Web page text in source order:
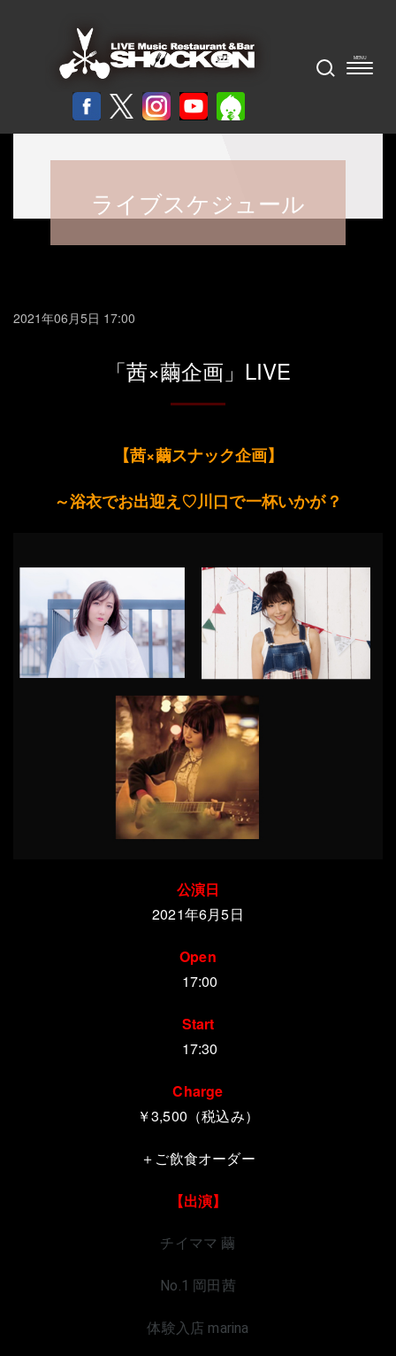
ライブスケジュール
2021年06月5日 17:00
「茜×繭企画」LIVE
説明:
【茜×繭スナック企画】
～浴衣でお出迎え♡川口で一杯いかが？
公演日
2021年6月5日
Open
17:00
Start
17:30
Charge
￥3,500（税込み）
＋ご飲食オーダー
【出演】
チイママ 繭
No.1 岡田茜
体験入店 marina